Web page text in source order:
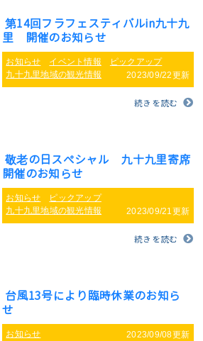
第14回フラフェスティバルin九十九
里 開催のお知らせ
お知らせ イベント情報
ピックアップ
九十九里地域の観光情報
2023/09/22更新
続きを読む
敬老の日スペシャル 九十九里寄席
開催のお知らせ
お知らせ
ピックアップ
九十九里地域の観光情報
2023/09/21更新
続きを読む
台風13号により臨時休業のお知ら
せ
お知らせ 2023/09/08更新